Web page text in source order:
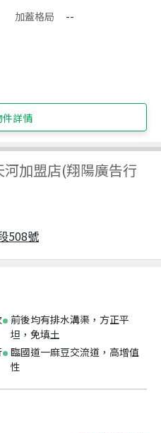
加蓋格局
--
詳情
河加盟店(翔陽廣告行
508號
前後均有排水溝渠，方正平
坦，免填土
臨國道一麻豆交流道，高增值
性